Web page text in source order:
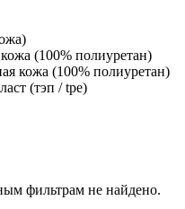
(100% полиуретан)
кожа (100% полиуретан)
(тэп / tpe)
фильтрам не найдено.